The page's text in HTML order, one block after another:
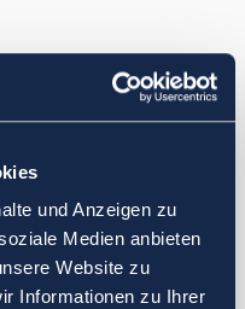
und Anzeigen zu
Medien anbieten
Website zu
Informationen zu Ihrer